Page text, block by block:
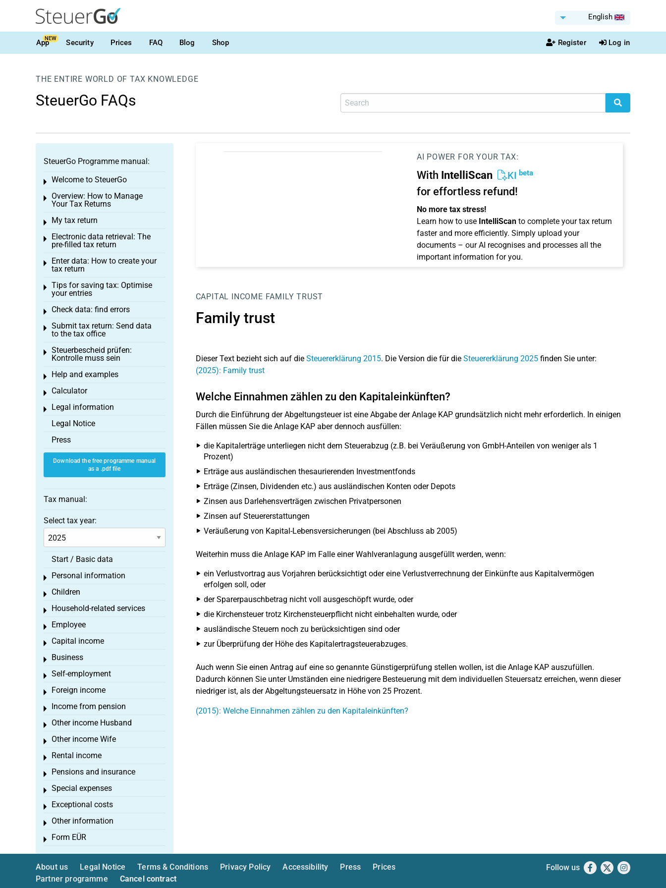
English
AppNEW Security Prices FAQ Blog Shop Register Log in
THE ENTIRE WORLD OF TAX KNOWLEDGE
SteuerGo FAQs
AI POWER FOR YOUR TAX:
With IntelliScan KI beta
for effortless refund!
No more tax stress!
Learn how to use IntelliScanto complete your tax return
faster and more efficiently. Simply upload your
documents – our AI recognises and processes all the
important information for you.
CAPITAL INCOME FAMILY TRUST
Family trust
Dieser Text bezieht sich auf die Steuererklärung 2015. Die Version die für die Steuererklärung 2025finden Sie unter:
(2025): Family trust
Welche Einnahmen zählen zu den Kapitaleinkünften?
Durch die Einführung der Abgeltungsteuer ist eine Abgabe der Anlage KAP grundsätzlich nicht mehr erforderlich. In einigen
Fällen müssen Sie die Anlage KAP aber dennoch ausfüllen:
die Kapitalerträge unterliegen nicht dem Steuerabzug (z.B. bei Veräußerung von GmbH-Anteilen von weniger als 1
Prozent)
Erträge aus ausländischen thesaurierenden Investmentfonds
Erträge (Zinsen, Dividenden etc.) aus ausländischen Konten oder Depots
Zinsen aus Darlehensverträgen zwischen Privatpersonen
Zinsen auf Steuererstattungen
Veräußerung von Kapital-Lebensversicherungen (bei Abschluss ab 2005)
Weiterhin muss die Anlage KAP im Falle einer Wahlveranlagung ausgefüllt werden, wenn:
ein Verlustvortrag aus Vorjahren berücksichtigt oder eine Verlustverrechnung der Einkünfte aus Kapitalvermögen
erfolgen soll, oder
der Sparerpauschbetrag nicht voll ausgeschöpft wurde, oder
die Kirchensteuer trotz Kirchensteuerpflicht nicht einbehalten wurde, oder
ausländische Steuern noch zu berücksichtigen sind oder
zur Überprüfung der Höhe des Kapitalertragsteuerabzuges.
Auch wenn Sie einen Antrag auf eine so genannte Günstigerprüfung stellen wollen, ist die Anlage KAP auszufüllen.
Dadurch können Sie unter Umständen eine niedrigere Besteuerung mit dem individuellen Steuersatz erreichen, wenn dieser
niedriger ist, als der Abgeltungsteuersatz in Höhe von 25 Prozent.
(2015): Welche Einnahmen zählen zu den Kapitaleinkünften?
SteuerGo Programme manual:
Welcome to SteuerGo
Toggle menu
Overview: How to Manage
Your Tax Returns
Toggle menu
My tax return
Toggle menu
Electronic data retrieval: The
pre-filled tax return
Toggle menu
Enter data: How to create your
tax return
Toggle menu
Tips for saving tax: Optimise
your entries
Toggle menu
Check data: find errors
Toggle menu
Submit tax return: Send data
to the tax office
Toggle menu
Steuerbescheid prüfen:
Kontrolle muss sein
Toggle menu
Help and examples
Toggle menu
Calculator
Toggle menu
Legal information
Toggle menu
Legal Notice
Press
Download the free programme manual
as a .pdf file
Tax manual:
Select tax year:
Start / Basic data
Personal information
Toggle menu
Children
Toggle menu
Household-related services
Toggle menu
Employee
Toggle menu
Capital income
Toggle menu
Business
Toggle menu
Self-employment
Toggle menu
Foreign income
Toggle menu
Income from pension
Toggle menu
Other income Husband
Toggle menu
Other income Wife
Toggle menu
Rental income
Toggle menu
Pensions and insurance
Toggle menu
Special expenses
Toggle menu
Exceptional costs
Toggle menu
Other information
Toggle menu
Form EÜR
Toggle menu
About us Legal Notice Terms & Conditions Privacy Policy Accessibility Press
Prices
Partner programme
Cancel contract
Follow us Facebook
X Instagram